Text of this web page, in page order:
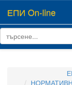
ЕПИ On-line